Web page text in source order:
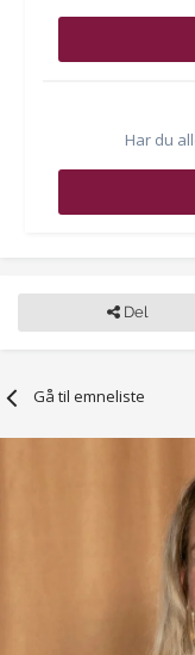
Har du
Del
Gå til emneliste